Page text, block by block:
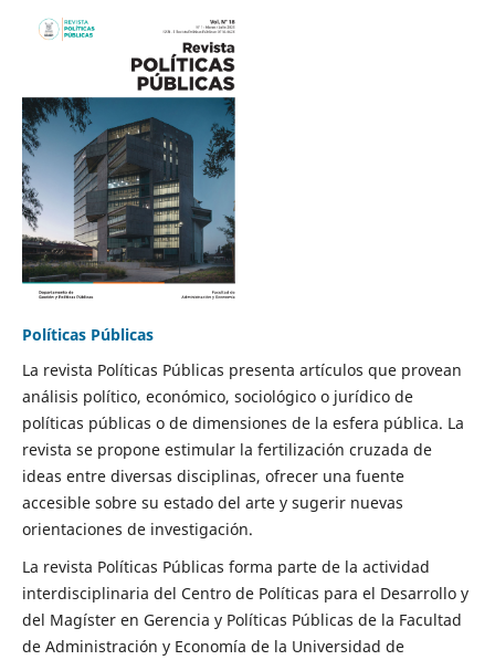
Políticas Públicas
La revista Políticas Públicas presenta artículos que provean
análisis político, económico, sociológico o jurídico de
políticas públicas o de dimensiones de la esfera pública. La
revista se propone estimular la fertilización cruzada de
ideas entre diversas disciplinas, ofrecer una fuente
accesible sobre su estado del arte y sugerir nuevas
orientaciones de investigación.
La revista Políticas Públicas forma parte de la actividad
interdisciplinaria del Centro de Políticas para el Desarrollo y
del Magíster en Gerencia y Políticas Públicas de la Facultad
de Administración y Economía de la Universidad de